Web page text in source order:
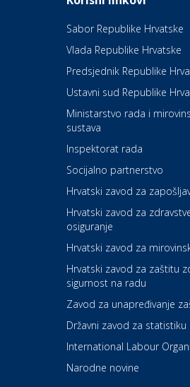
Kultura i edukacija
Kazalište Kerempuh
Kultura i edukacija
Kazalište ZKM
Auto-moto i tehnika
Zdravlje i osiguranje
Povoljnosti
Dental Sudar
Dom i dizajn
Euro-vrt – kosilice,
Sabor Republike Hrvatske
Vlada Republike Hrvatske
Predsjednik Republike
Ustavni sud Republike
Ministarstvo rada i
sustava
Inspektorat rada
Socijalno partnerstvo
Hrvatski zavod za
Hrvatski zavod za
osiguranje
Hrvatski zavod za
Hrvatski zavod za zaštitu
sigurnost na radu
Zavod za unapređivanje
Državni zavod za statistiku
International Labour
Narodne novine